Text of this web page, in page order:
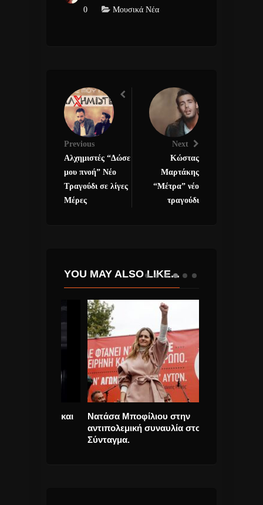
0
Μουσικά Νέα
Previous
Αλχημιστές “Δώσε
μου πνοή” Νέο
Τραγούδι σε λίγες
Μέρες
Next
Κώστας
Μαρτάκης
“Μέτρα” νέο
τραγούδι
YOU MAY ALSO LIKE...
Νατάσα Μποφίλιου στην
αντιπολεμική συναυλία στο
Σύνταγμα.